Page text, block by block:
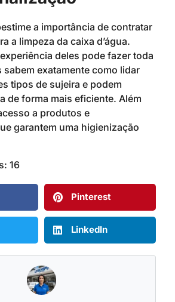
a importância de contratar
a limpeza da caixa d’água.
deles pode fazer toda
sabem exatamente como lidar
tipos de sujeira e podem
de forma mais eficiente. Além
a produtos e
garantem uma higienização
16
Pinterest
LinkedIn